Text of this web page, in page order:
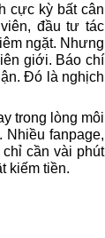
cực kỳ bất cân
đầu tư tác
ngặt. Nhưng
giới. Báo chí
Đó là nghịch
trong lòng môi
Nhiều fanpage,
cần vài phút
kiếm tiền.